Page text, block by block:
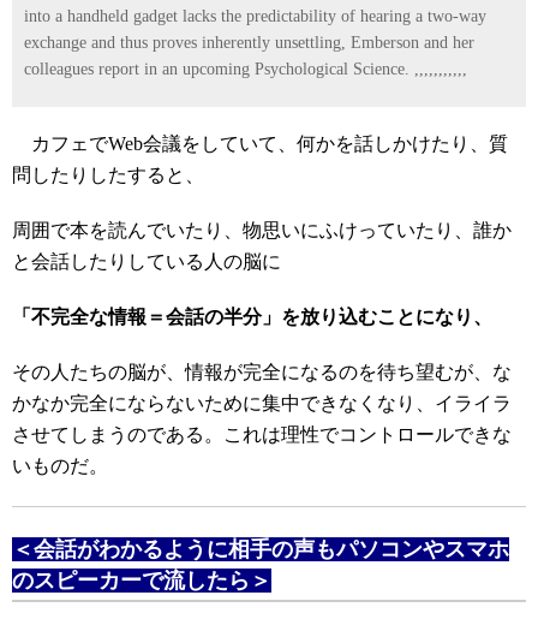
into a handheld gadget lacks the predictability of hearing a two-way
exchange and thus proves inherently unsettling, Emberson and her
colleagues report in an upcoming Psychological Science. ,,,,,,,,,,,
カフェでWeb会議をしていて、何かを話しかけたり、質
問したりしたすると、
周囲で本を読んでいたり、物思いにふけっていたり、誰か
と会話したりしている人の脳に
「不完全な情報＝会話の半分」を放り込むことになり、
その人たちの脳が、情報が完全になるのを待ち望むが、な
かなか完全にならないために集中できなくなり、イライラ
させてしまうのである。これは理性でコントロールできな
いものだ。
＜会話がわかるように相手の声もパソコンやスマホ
のスピーカーで流したら＞